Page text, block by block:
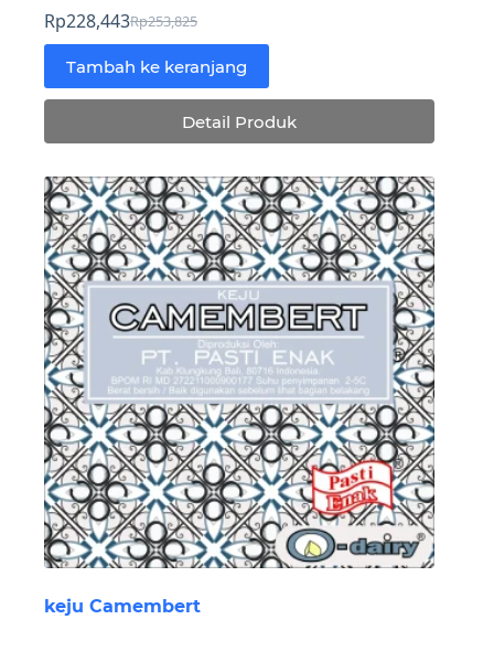
Rp253,825
Harga
aslinya
adalah:
Rp253,825.
Rp228,443Harga
saat
ini
adalah:
Rp228,443.
Tambah ke keranjang
Detail Produk
keju Camembert